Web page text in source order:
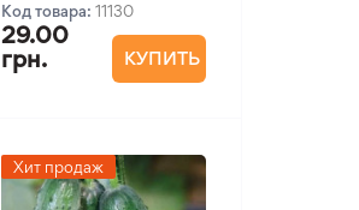
Код товара: 11130
29.00
грн.
КУПИТЬ
Хит продаж